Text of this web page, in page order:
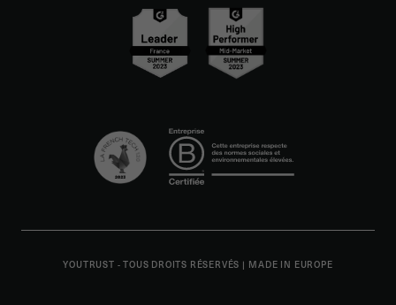
YOUTRUST - TOUS DROITS RÉSERVÉS | MADE IN EUROPE